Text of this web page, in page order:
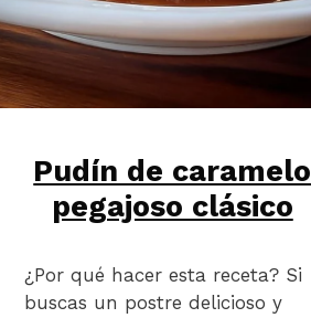
Pudín de caramelo
pegajoso clásico
¿Por qué hacer esta receta? Si
buscas un postre delicioso y